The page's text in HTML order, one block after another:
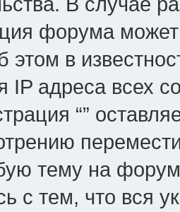
форума
этом в
IP адреса всех
“”
тему на
с тем, что вся